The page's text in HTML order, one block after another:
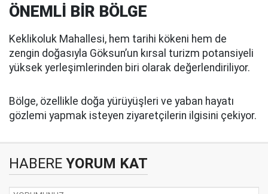
ÖNEMLİ BİR BÖLGE
Keklikoluk Mahallesi, hem tarihi kökeni hem de
zengin doğasıyla Göksun’un kırsal turizm potansiyeli
yüksek yerleşimlerinden biri olarak değerlendiriliyor.
Bölge, özellikle doğa yürüyüşleri ve yaban hayatı
gözlemi yapmak isteyen ziyaretçilerin ilgisini çekiyor.
HABERE YORUM KAT